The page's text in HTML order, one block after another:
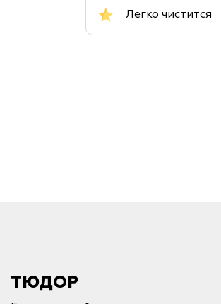
Легко чистится
ТЮДОР